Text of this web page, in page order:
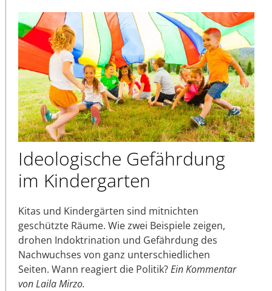
Ideologische Gefährdung
im Kindergarten
Kitas und Kindergärten sind mitnichten
geschützte Räume. Wie zwei Beispiele zeigen,
drohen Indoktrination und Gefährdung des
Nachwuchses von ganz unterschiedlichen
Seiten. Wann reagiert die Politik?Ein Kommentar
von Laila Mirzo.